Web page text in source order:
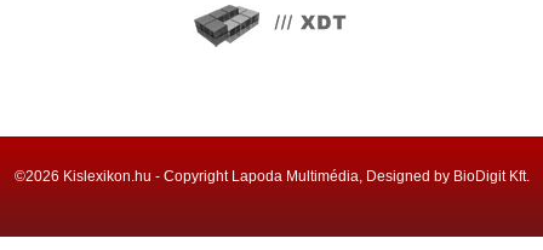
©2026 Kislexikon.hu - Copyright Lapoda Multimédia, Designed by BioDigit Kft.